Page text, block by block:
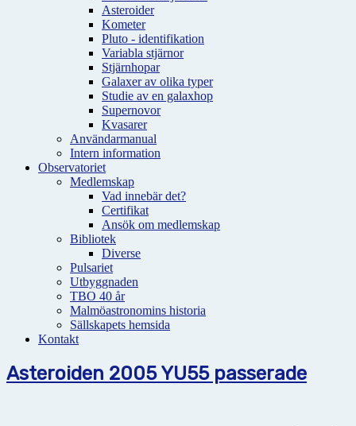
Asteroider
Kometer
Pluto - identifikation
Variabla stjärnor
Stjärnhopar
Galaxer av olika typer
Studie av en galaxhop
Supernovor
Kvasarer
Användarmanual
Intern information
Observatoriet
Medlemskap
Vad innebär det?
Certifikat
Ansök om medlemskap
Bibliotek
Diverse
Pulsariet
Utbyggnaden
TBO 40 år
Malmöastronomins historia
Sällskapets hemsida
Kontakt
Asteroiden 2005 YU55 passerade